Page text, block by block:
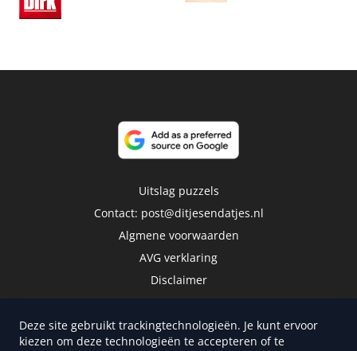
Uitslag puzzels
Contact: post@ditjesendatjes.nl
Algmene voorwaarden
AVG verklaring
Disclaimer
Deze site gebruikt trackingtechnologieën. Je kunt ervoor
kiezen om deze technologieën te accepteren of te